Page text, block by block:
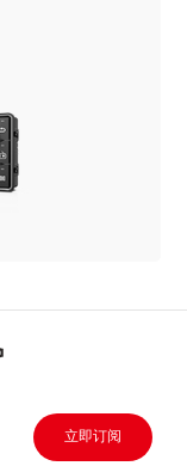
立即订阅